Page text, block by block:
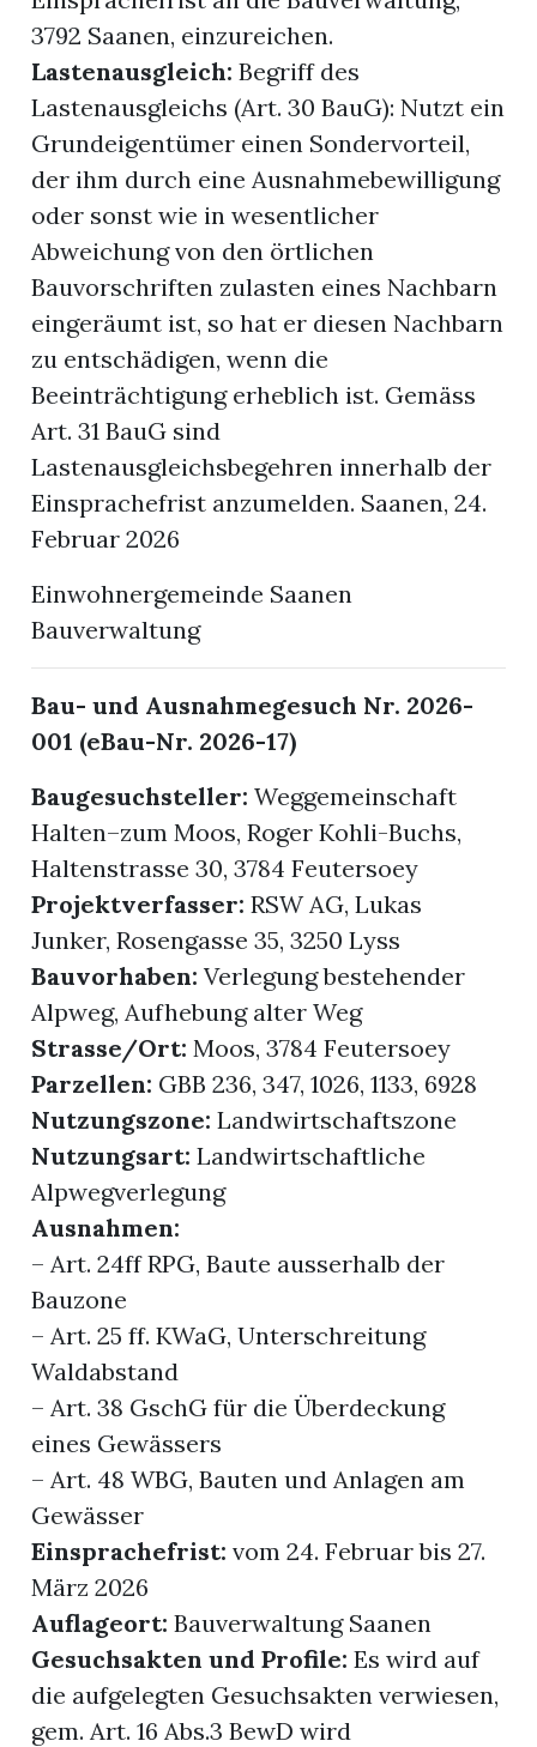
3792 Saanen, einzureichen.
Lastenausgleich: Begriff des
Lastenausgleichs (Art. 30 BauG): Nutzt ein
Grundeigentümer einen Sondervorteil,
der ihm durch eine Ausnahmebewilligung
oder sonst wie in wesentlicher
Abweichung von den örtlichen
Bauvorschriften zulasten eines Nachbarn
eingeräumt ist, so hat er diesen Nachbarn
zu entschädigen, wenn die
Beeinträchtigung erheblich ist. Gemäss
Art. 31 BauG sind
Lastenausgleichsbegehren innerhalb der
Einsprachefrist anzumelden. Saanen, 24.
Februar 2026
Einwohnergemeinde Saanen
Bauverwaltung
Bau- und Ausnahmegesuch Nr. 2026-
001 (eBau-Nr. 2026-17)
Baugesuchsteller: Weggemeinschaft
Halten–zum Moos, Roger Kohli-Buchs,
Haltenstrasse 30, 3784 Feutersoey
Projektverfasser: RSW AG, Lukas
Junker, Rosengasse 35, 3250 Lyss
Bauvorhaben: Verlegung bestehender
Alpweg, Aufhebung alter Weg
Strasse/Ort: Moos, 3784 Feutersoey
Parzellen: GBB 236, 347, 1026, 1133, 6928
Nutzungszone: Landwirtschaftszone
Nutzungsart: Landwirtschaftliche
Alpwegverlegung
Ausnahmen:
– Art. 24ff RPG, Baute ausserhalb der
Bauzone
– Art. 25 ff. KWaG, Unterschreitung
Waldabstand
– Art. 38 GschG für die Überdeckung
eines Gewässers
– Art. 48 WBG, Bauten und Anlagen am
Gewässer
Einsprachefrist: vom 24. Februar bis 27.
März 2026
Auflageort: Bauverwaltung Saanen
Gesuchsakten und Profile: Es wird auf
die aufgelegten Gesuchsakten verwiesen,
gem. Art. 16 Abs.3 BewD wird